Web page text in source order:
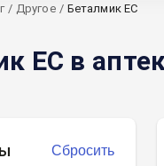
/ Другое / Беталмик ЕС
ЕС в
Сбросить